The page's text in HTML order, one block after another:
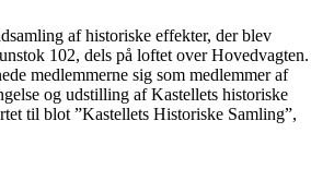
af historiske effekter, der blev
102, dels på loftet over Hovedvagten.
medlemmerne sig som medlemmer af
og udstilling af Kastellets historiske
til blot ”Kastellets Historiske Samling”,